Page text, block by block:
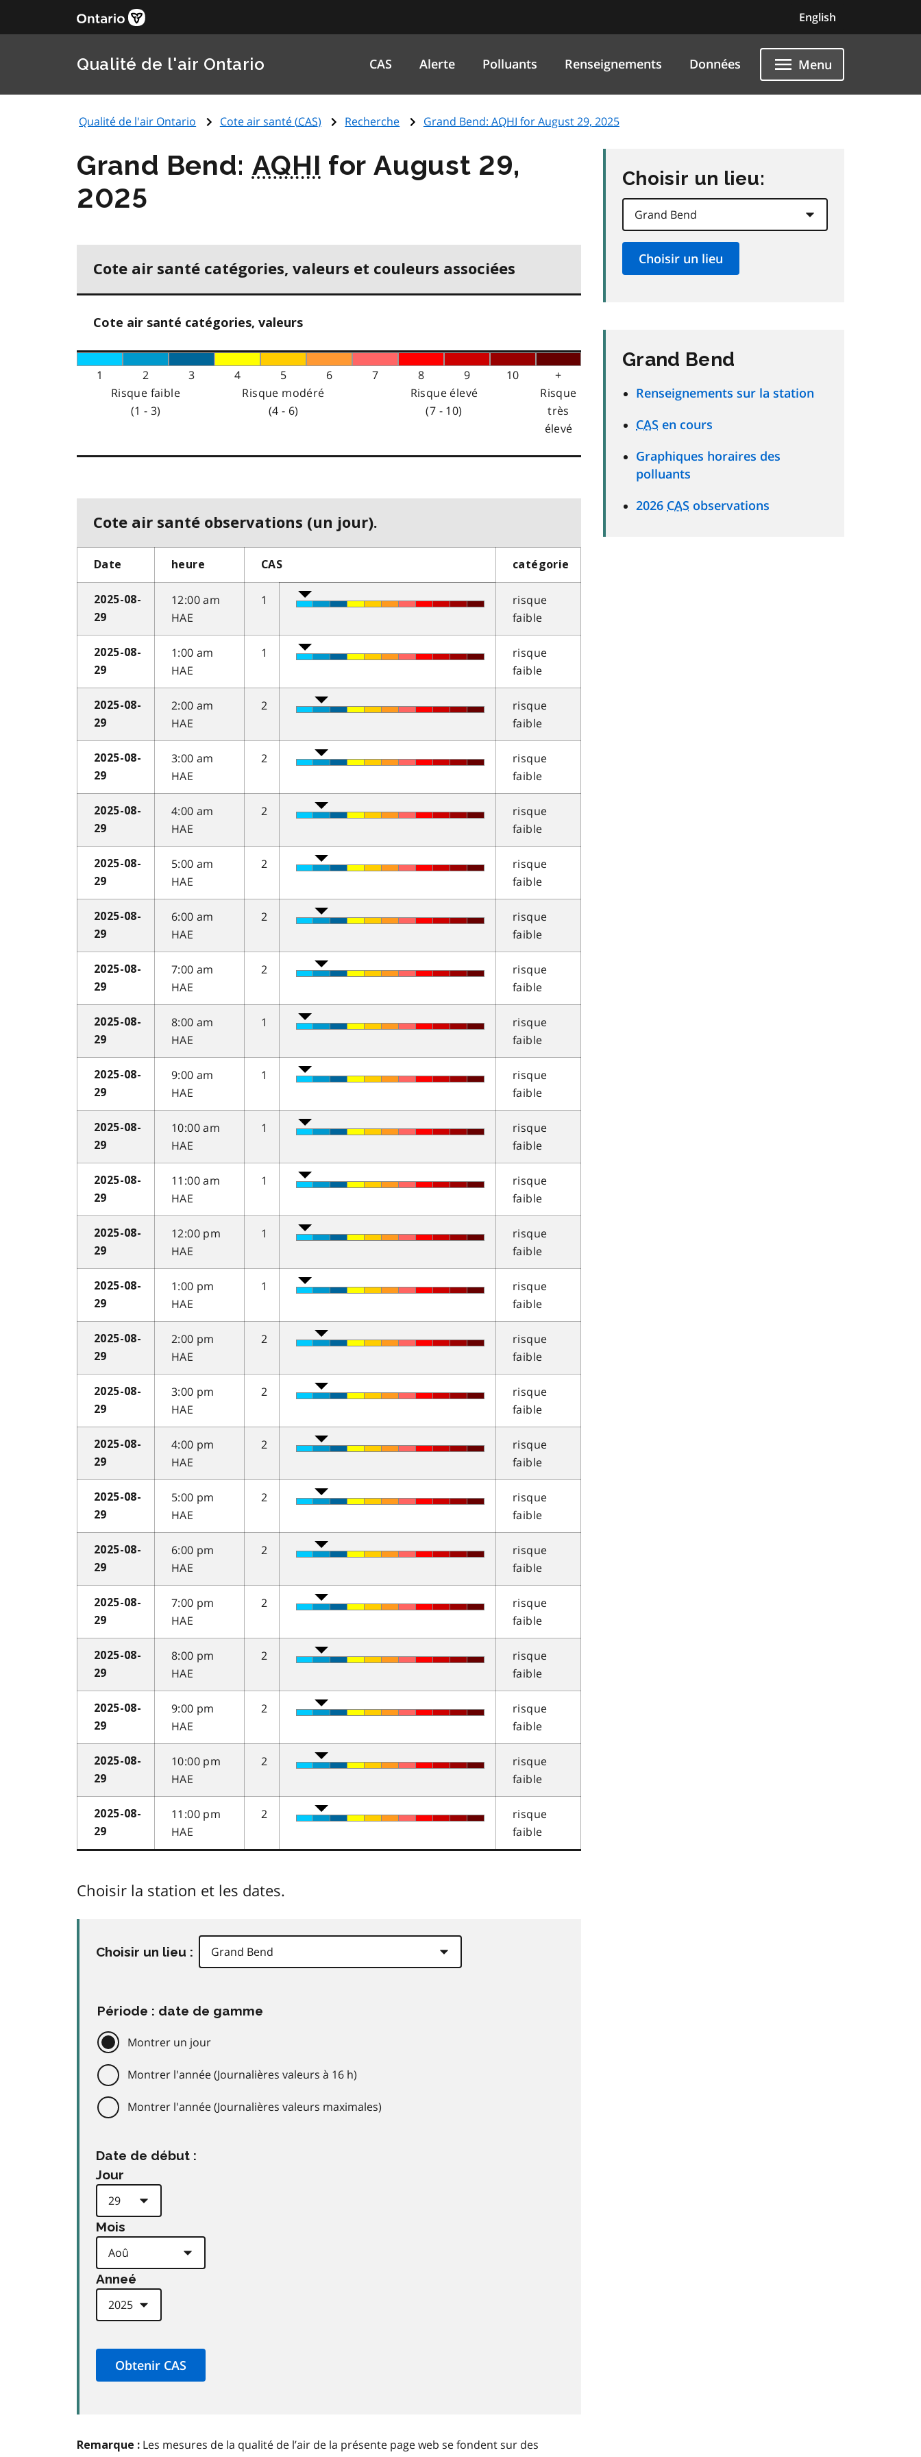
English
Qualité de l'air Ontario CAS Alerte Polluants Renseignements Données Menu
Qualité de l'air Ontario Cote air santé (CAS) Recherche Grand Bend: AQHI for August 29, 2025
Grand Bend: AQHI for August 29,
2025
Cote air santé catégories, valeurs et couleurs associées
Cote air santé catégories, valeurs
1 2 3 4 5 6 7 8 9 10
+
Risque faible
(1 - 3)
Risque modéré
(4 - 6)
Risque élevé
(7 - 10)
Risque
très
élevé
Cote air santé observations (un jour).
Date heure CAS catégorie
2025-08-
29
12:00 am
HAE
1
risque
faible
2025-08-
29
1:00 am
HAE
1
risque
faible
2025-08-
29
2:00 am
HAE
2
risque
faible
2025-08-
29
3:00 am
HAE
2
risque
faible
2025-08-
29
4:00 am
HAE
2
risque
faible
2025-08-
29
5:00 am
HAE
2
risque
faible
2025-08-
29
6:00 am
HAE
2
risque
faible
2025-08-
29
7:00 am
HAE
2
risque
faible
2025-08-
29
8:00 am
HAE
1
risque
faible
2025-08-
29
9:00 am
HAE
1
risque
faible
2025-08-
29
10:00 am
HAE
1
risque
faible
2025-08-
29
11:00 am
HAE
1
risque
faible
2025-08-
29
12:00 pm
HAE
1
risque
faible
2025-08-
29
1:00 pm
HAE
1
risque
faible
2025-08-
29
2:00 pm
HAE
2
risque
faible
2025-08-
29
3:00 pm
HAE
2
risque
faible
2025-08-
29
4:00 pm
HAE
2
risque
faible
2025-08-
29
5:00 pm
HAE
2
risque
faible
2025-08-
29
6:00 pm
HAE
2
risque
faible
2025-08-
29
7:00 pm
HAE
2
risque
faible
2025-08-
29
8:00 pm
HAE
2
risque
faible
2025-08-
29
9:00 pm
HAE
2
risque
faible
2025-08-
29
10:00 pm
HAE
2
risque
faible
2025-08-
29
11:00 pm
HAE
2
risque
faible
Choisir la station et les dates.
Choisir un lieu :
Période : date de gamme
Montrer un jour
Montrer l'année (Journalières valeurs à 16 h)
Montrer l'année (Journalières valeurs maximales)
Date de début :
Jour
Mois
Anneé
Remarque : Les mesures de la qualité de l’air de la présente page web se fondent sur des
Choisir un lieu:
Grand Bend
Renseignements sur la station
CAS en cours
Graphiques horaires des
polluants
2026 CAS observations